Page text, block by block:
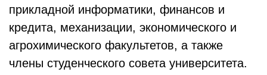
прикладной информатики, финансов и
кредита, механизации, экономического и
агрохимического факультетов, а также
члены студенческого совета университета.